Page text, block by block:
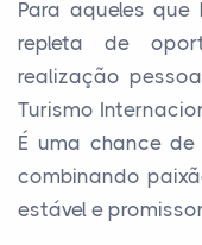
Para aqueles
repleta de
realização
Turismo
É uma chance de
combinando
estável e